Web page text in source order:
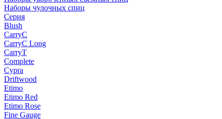
Наборы чулочных спиц
Серия
Blush
CarryC
CarryC Long
CarryT
Complete
Cypra
Driftwood
Etimo
Etimo Red
Etimo Rose
Fine Gauge